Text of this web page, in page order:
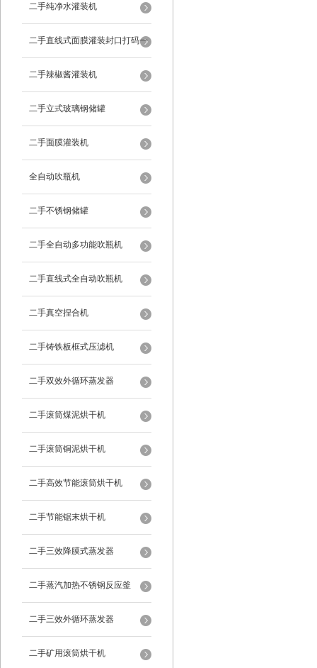
茶灌装机
二手纯净水灌装机
二手直线式面膜灌装封口打码一
体机
二手辣椒酱灌装机
二手立式玻璃钢储罐
二手面膜灌装机
全自动吹瓶机
二手不锈钢储罐
二手全自动多功能吹瓶机
二手直线式全自动吹瓶机
二手真空捏合机
二手铸铁板框式压滤机
二手双效外循环蒸发器
二手滚筒煤泥烘干机
二手滚筒铜泥烘干机
二手高效节能滚筒烘干机
二手节能锯末烘干机
二手三效降膜式蒸发器
二手蒸汽加热不锈钢反应釜
二手三效外循环蒸发器
二手矿用滚筒烘干机